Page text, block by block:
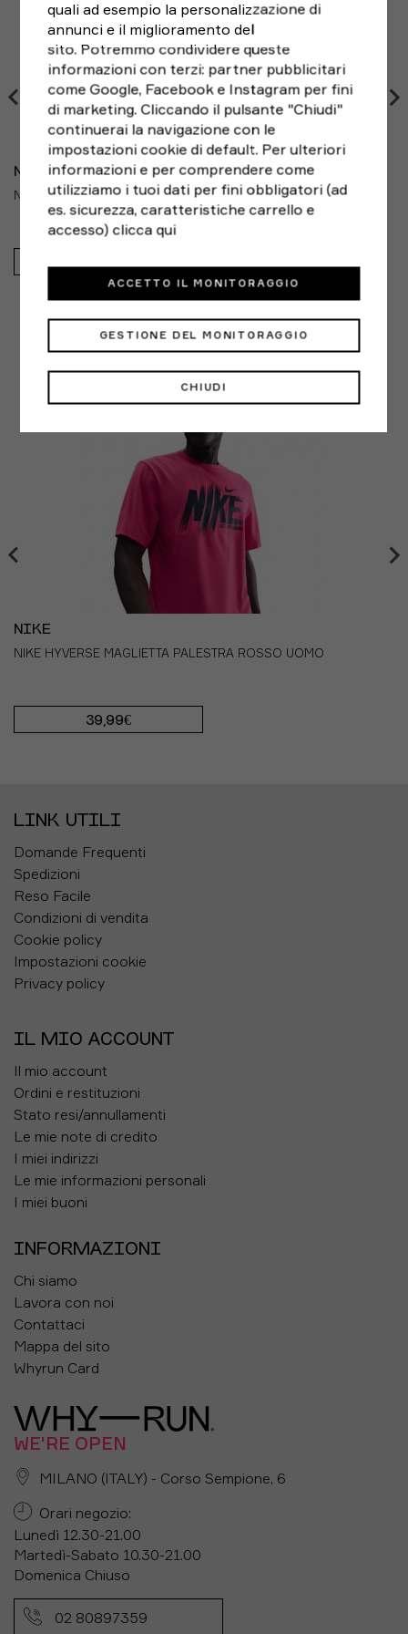
Sport:Palestra e Training
148 - 160 133 - 145 136 - 148
Consigli sul fit
Misure taglie Tall (183-196 cm): i top sono più lunghi di
4,5 cm rispetto a quelli standard. La lunghezza delle
maniche varia in base alla silhouette. Le taglie Tall
sono disponibili solo per modelli selezionati.
Se sei al limite tra due taglie, ordina quella
immediatamente più piccola per una vestibilità più
aderente o quella immediatamente più grande per una
vestibilità più comoda. Se le misurazioni relative alla
a due taglie consigliate diverse, ordina quella indicata
in base alla misurazione del torace.
Come prendere le misure:
punto più ampio del torace, tenendo il metro sempre
parallelo al pavimento.
misura la circonferenza della vita in
corrispondenza del punto più stretto dell'addome (di
solito corrisponde al punto in cui si forma
un'insenatura nel busto se ci si piega su un lato),
tenendo il metro sempre parallelo al pavimento.
esegui la misurazione in corrispondenza del
punto di massima larghezza dei fianchi, tenendo il
metro sempre parallelo al pavimento.
giornidalla ricezione, seguendo le indicazioni di RESO
FACILE e scegliendo il corriere che preferisci. Le spese
di spedizione del reso sono a carico del cliente.
NIKE
NIKE SHORTS SPORTIVI FORM TRAIN NERO UOMO
44,99€
ALTERNATIVE
NIKE
NIKE HYVERSE MAGLIETTA PALESTRA ROSSO UOMO
39,99€
LINK UTILI
Domande Frequenti
Spedizioni
Reso Facile
Condizioni di vendita
Cookie policy
Impostazioni cookie
Privacy policy
IL MIO ACCOUNT
Il mio account
Ordini e restituzioni
Stato resi/annullamenti
Le mie note di credito
I miei indirizzi
Le mie informazioni personali
I miei buoni
INFORMAZIONI
Chi siamo
Lavora con noi
Contattaci
Mappa del sito
Whyrun Card
WE'RE OPEN
MILANO (ITALY) - Corso Sempione, 6
Orari negozio:
Lunedì 12.30-21.00
Martedì-Sabato 10.30-21.00
Domenica Chiuso
02 80897359
quali ad esempio la personalizzazione di
annunci e il miglioramento del
sito. Potremmo condividere queste
informazioni con terzi: partner pubblicitari
come Google, Facebook e Instagram per fini
di marketing. Cliccando il pulsante "Chiudi"
continuerai la navigazione con le
impostazioni cookie di default. Per ulteriori
informazioni e per comprendere come
utilizziamo i tuoi dati per fini obbligatori (ad
es. sicurezza, caratteristiche carrello e
accesso)clicca qui
CHIUDI
GESTIONE DEL MONITORAGGIO
ACCETTO IL MONITORAGGIO